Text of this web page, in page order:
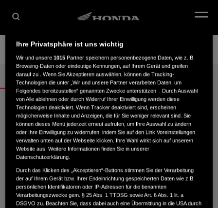
Übersicht Daten & Preise Angebote
CRF250R ANGEBOTE
Leider zurzeit keine Angebote verfügbar.
Ihre Privatsphäre ist uns wichtig
Wir und unsere1015 Partner speichern personenbezogene Daten, wie z. B.
Browsing-Daten oder eindeutige Kennungen, auf Ihrem Gerät und greifen
darauf zu . Wenn Sie Akzeptieren auswählen, können die Tracking-
Technologien die unter „Wir und unsere Partner verarbeiten Daten, um
Folgendes bereitzustellen“ genannten Zwecke unterstützen. . Durch Auswahl
von Alle ablehnen oder durch Widerruf Ihrer Einwilligung werden diese
Technologien deaktiviert. Wenn Tracker deaktiviert sind, erscheinen
möglicherweise Inhalte und Anzeigen, die für Sie weniger relevant sind. Sie
können dieses Menü jederzeit erneut aufrufen, um Ihre Auswahl zu ändern
oder Ihre Einwilligung zu widerrufen, indem Sie auf den Link Voreinstellungen
verwalten unten auf der Webseite klicken. Ihre Wahl wirkt sich auf unsere/n
Website aus. Weitere Informationen finden Sie in unserer
Datenschutzerklärung.
Durch das Klicken des „Akzeptieren“-Buttons stimmen Sie der Verarbeitung
der auf Ihrem Gerät bzw. Ihrer Endeinrichtung gespeicherten Daten wie z.B.
persönlichen Identifikatoren oder IP-Adressen für die benannten
Verarbeitungszwecke gem. § 25 Abs. 1 TTDSG sowie Art. 6 Abs. 1 lit. a
DSGVO zu. Beachten Sie, dass dabei auch eine Übermittlung in die USA durch